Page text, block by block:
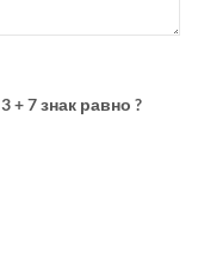
3 + 7 знак равно ?